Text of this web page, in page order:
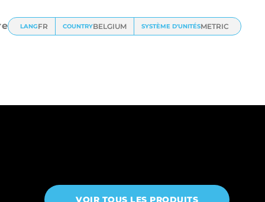
LANGFR COUNTRYBELGIUM SYSTÈME D'UNITÉSMETRIC
VOIR TOUS LES PRODUITS